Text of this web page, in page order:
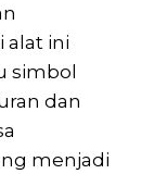
alat ini
simbol
dan
menjadi